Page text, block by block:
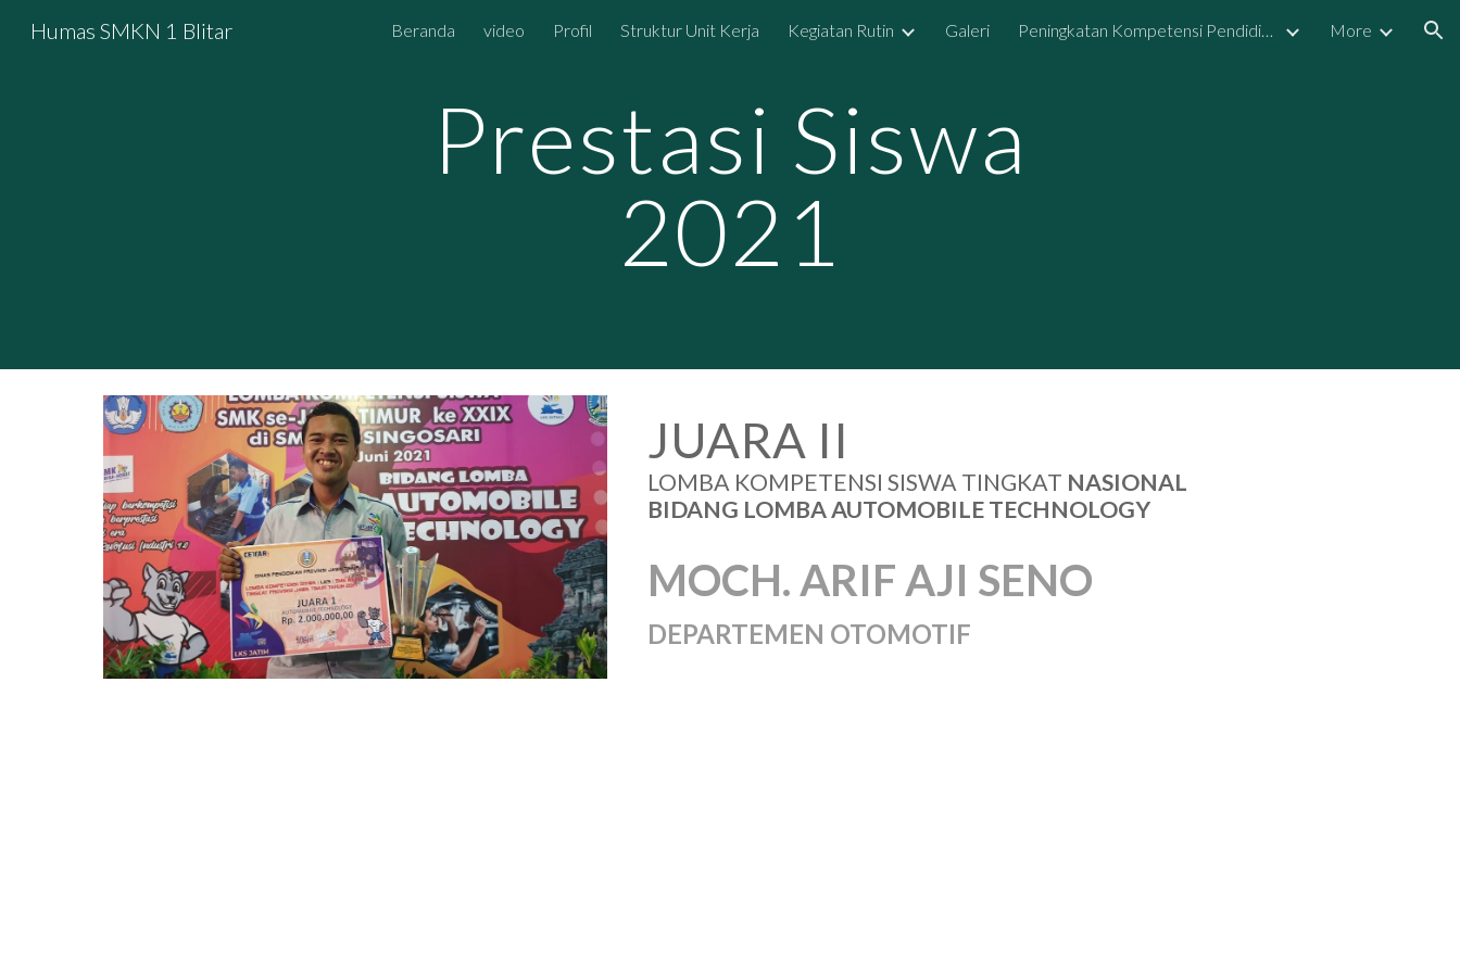
Skip to main content Skip to navigation
Humas SMKN 1 Blitar Beranda video Profil Struktur Unit Kerja Kegiatan Rutin Galeri Peningkatan Kompetensi Pendidik dan Tenaga Kependidikan More
Prestasi Siswa
2021
JUARA II
LOMBA KOMPETENSI SISWA TINGKAT NASIONAL
BIDANG LOMBA AUTOMOBILE TECHNOLOGY
MOCH. ARIF AJI SENO
DEPARTEMEN OTOMOTIF